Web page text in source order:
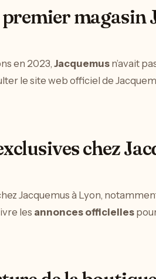
magasin
en 2023, Jacquemus n’avait
le site web officiel de
chez
Jacquemus à Lyon,
les annonces officielles